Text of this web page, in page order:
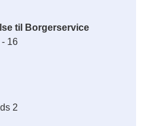
til Borgerservice
16
2